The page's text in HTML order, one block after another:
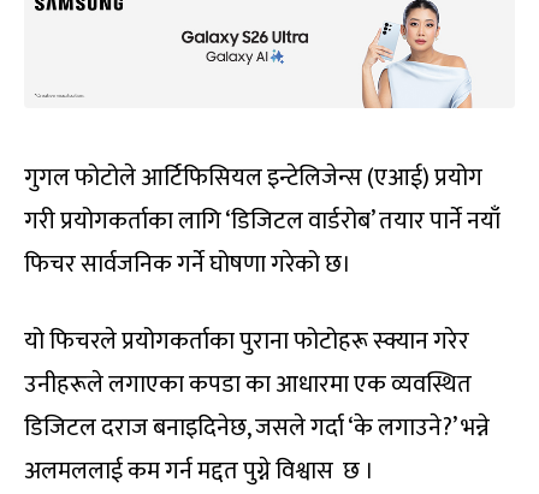
गुगल फोटोले आर्टिफिसियल इन्टेलिजेन्स (एआई) प्रयोग
गरी प्रयोगकर्ताका लागि ‘डिजिटल वार्डरोब’ तयार पार्ने नयाँ
फिचर सार्वजनिक गर्ने घोषणा गरेको छ।
यो फिचरले प्रयोगकर्ताका पुराना फोटोहरू स्क्यान गरेर
उनीहरूले लगाएका कपडा का आधारमा एक व्यवस्थित
डिजिटल दराज बनाइदिनेछ, जसले गर्दा ‘के लगाउने?’ भन्ने
अलमललाई कम गर्न मद्दत पुग्ने विश्वास छ ।